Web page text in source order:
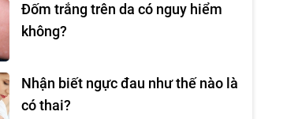
Đốm trắng trên da có nguy hiểm
không?
Nhận biết ngực đau như thế nào là
có thai?